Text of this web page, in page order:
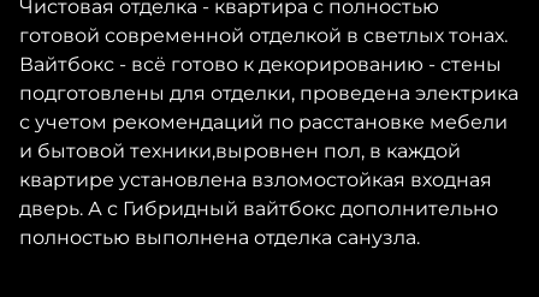
Чистовая отделка - квартира с полностью
готовой современной отделкой в светлых тонах.
Вайтбокс - всё готово к декорированию - стены
подготовлены для отделки, проведена электрика
с учетом рекомендаций по расстановке мебели
и бытовой техники,выровнен пол, в каждой
квартире установлена взломостойкая входная
дверь. А с Гибридный вайтбокс дополнительно
полностью выполнена отделка санузла.